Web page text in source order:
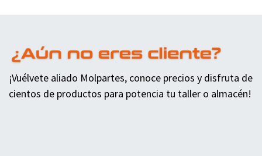
¡Vuélvete aliado Molpartes, conoce precios y disfruta de
cientos de productos para potencia tu taller o almacén!